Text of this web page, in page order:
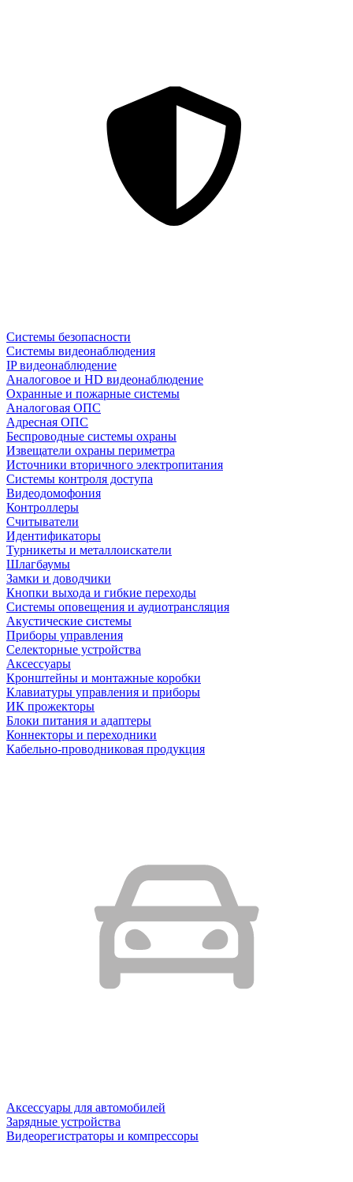
Системы безопасности
Системы видеонаблюдения
IP видеонаблюдение
Аналоговое и HD видеонаблюдение
Охранные и пожарные системы
Аналоговая ОПС
Адресная ОПС
Беспроводные системы охраны
Извещатели охраны периметра
Источники вторичного электропитания
Системы контроля доступа
Видеодомофония
Контроллеры
Считыватели
Идентификаторы
Турникеты и металлоискатели
Шлагбаумы
Замки и доводчики
Кнопки выхода и гибкие переходы
Системы оповещения и аудиотрансляция
Акустические системы
Приборы управления
Селекторные устройства
Аксессуары
Кронштейны и монтажные коробки
Клавиатуры управления и приборы
ИК прожекторы
Блоки питания и адаптеры
Коннекторы и переходники
Кабельно-проводниковая продукция
Аксессуары для автомобилей
Зарядные устройства
Видеорегистраторы и компрессоры